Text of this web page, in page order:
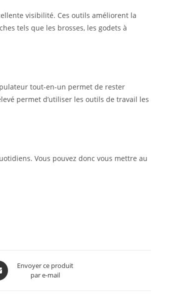
visibilité. Ces outils améliorent la
tels que les brosses, les godets à
tout-en-un permet de rester
permet d’utiliser les outils de travail les
Vous pouvez donc vous mettre au
Envoyer ce produit
par e-mail